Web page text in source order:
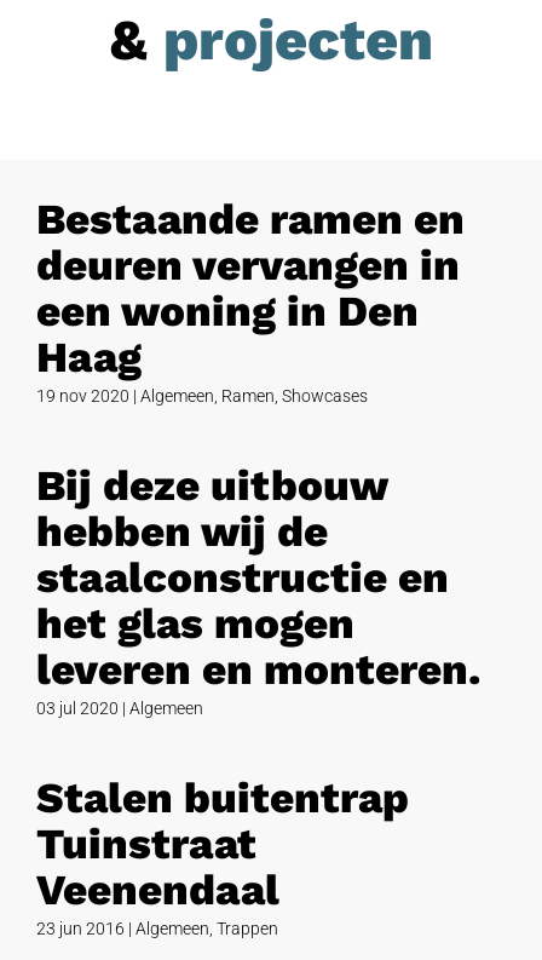
& projecten
Bestaande ramen en
deuren vervangen in
een woning in Den
Haag
19 nov 2020 | Algemeen Ramen Showcases
Bij deze uitbouw
hebben wij de
staalconstructie en
het glas mogen
leveren en monteren.
03 jul 2020 | Algemeen
Stalen buitentrap
Tuinstraat
Veenendaal
23 jun 2016 | Algemeen Trappen